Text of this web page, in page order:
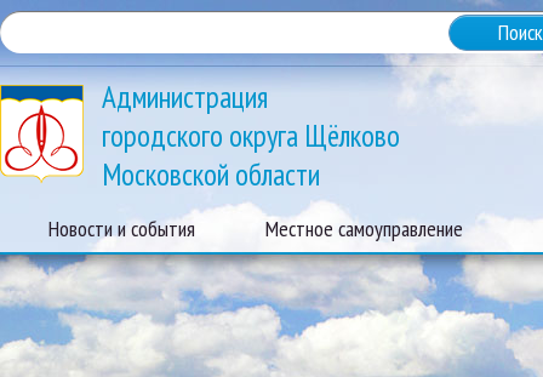
Администрация
городского округа Щёлково
Московской области
Новости и события Местное самоуправление